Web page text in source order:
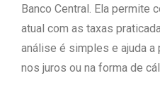
Banco Central. Ela permite
atual com as taxas
análise é simples e ajuda a
nos juros ou na forma de